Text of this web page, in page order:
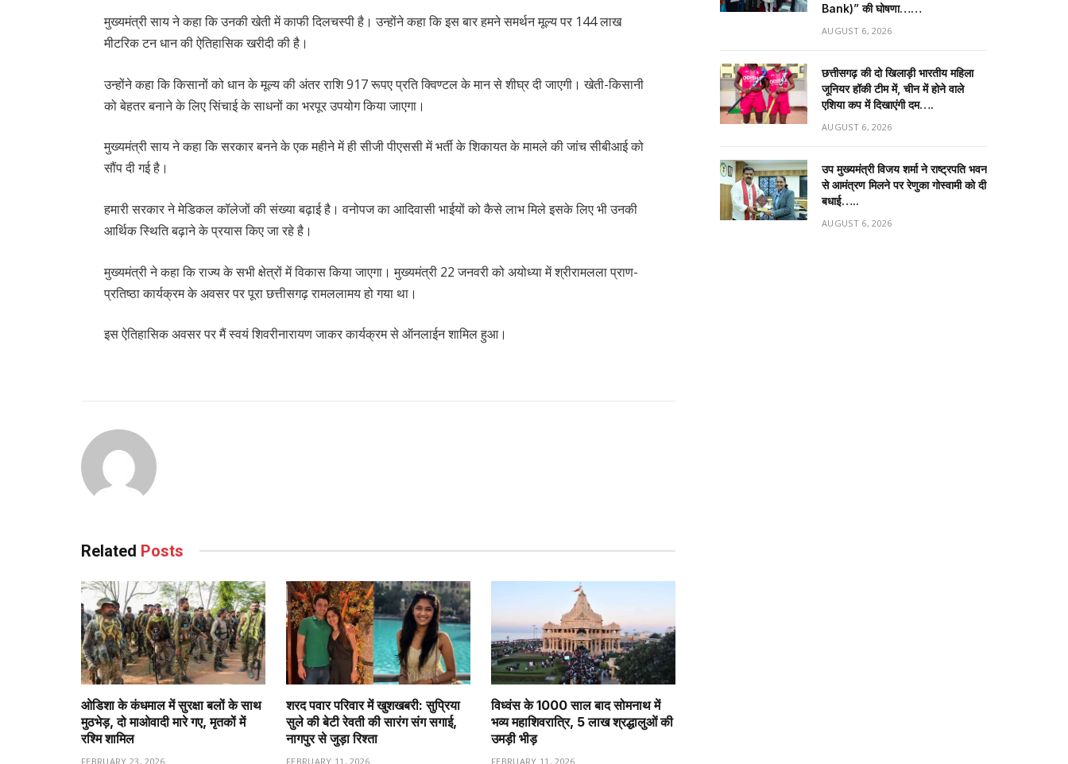
मुख्यमंत्री साय ने कहा कि उनकी खेती में काफी दिलचस्पी है। उन्होंने कहा कि इस बार हमने समर्थन मूल्य पर 144 लाख
मीटरिक टन धान की ऐतिहासिक खरीदी की है।
उन्होंने कहा कि किसानों को धान के मूल्य की अंतर राशि 917 रूपए प्रति क्विण्टल के मान से शीघ्र दी जाएगी। खेती-किसानी
को बेहतर बनाने के लिए सिंचाई के साधनों का भरपूर उपयोग किया जाएगा।
मुख्यमंत्री साय ने कहा कि सरकार बनने के एक महीने में ही सीजी पीएससी में भर्ती के शिकायत के मामले की जांच सीबीआई को
सौंप दी गई है।
हमारी सरकार ने मेडिकल कॉलेजों की संख्या बढ़ाई है। वनोपज का आदिवासी भाईयों को कैसे लाभ मिले इसके लिए भी उनकी
आर्थिक स्थिति बढ़ाने के प्रयास किए जा रहे है।
मुख्यमंत्री ने कहा कि राज्य के सभी क्षेत्रों में विकास किया जाएगा। मुख्यमंत्री 22 जनवरी को अयोध्या में श्रीरामलला प्राण-
प्रतिष्ठा कार्यक्रम के अवसर पर पूरा छत्तीसगढ़ रामललामय हो गया था।
इस ऐतिहासिक अवसर पर मैं स्वयं शिवरीनारायण जाकर कार्यक्रम से ऑनलाईन शामिल हुआ।
Related Posts
ओडिशा के कंधमाल में सुरक्षा बलों के साथ
मुठभेड़, दो माओवादी मारे गए, मृतकों में
रश्मि शामिल
FEBRUARY 23, 2026
शरद पवार परिवार में खुशखबरी: सुप्रिया
सुले की बेटी रेवती की सारंग संग सगाई,
नागपुर से जुड़ा रिश्ता
FEBRUARY 11, 2026
विध्वंस के 1000 साल बाद सोमनाथ में
भव्य महाशिवरात्रि, 5 लाख श्रद्धालुओं की
उमड़ी भीड़
FEBRUARY 11, 2026
Bank)” की घोषणा……
AUGUST 6, 2026
छत्तीसगढ़ की दो खिलाड़ी भारतीय महिला
जूनियर हॉकी टीम में, चीन में होने वाले
एशिया कप में दिखाएंगी दम….
AUGUST 6, 2026
उप मुख्यमंत्री विजय शर्मा ने राष्ट्रपति भवन
से आमंत्रण मिलने पर रेणुका गोस्वामी को दी
बधाई…..
AUGUST 6, 2026